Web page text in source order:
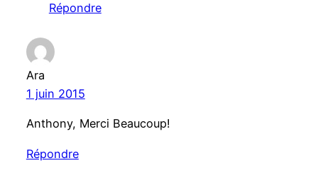
Répondre
Ara
1 juin 2015
Anthony, Merci Beaucoup!
Répondre